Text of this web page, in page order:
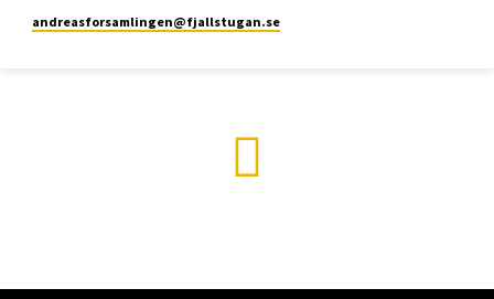
andreasforsamlingen​@fjallstugan.se